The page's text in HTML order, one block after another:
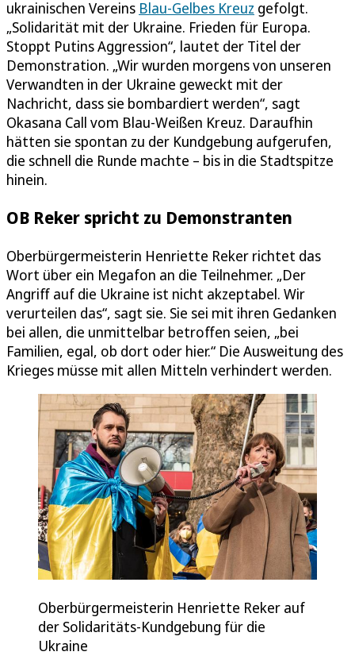
ukrainischen Vereins Blau-Gelbes Kreuz gefolgt.
„Solidarität mit der Ukraine. Frieden für Europa.
Stoppt Putins Aggression“, lautet der Titel der
Demonstration. „Wir wurden morgens von unseren
Verwandten in der Ukraine geweckt mit der
Nachricht, dass sie bombardiert werden“, sagt
Okasana Call vom Blau-Weißen Kreuz. Daraufhin
hätten sie spontan zu der Kundgebung aufgerufen,
die schnell die Runde machte – bis in die Stadtspitze
hinein.
OB Reker spricht zu Demonstranten
Oberbürgermeisterin Henriette Reker richtet das
Wort über ein Megafon an die Teilnehmer. „Der
Angriff auf die Ukraine ist nicht akzeptabel. Wir
verurteilen das“, sagt sie. Sie sei mit ihren Gedanken
bei allen, die unmittelbar betroffen seien, „bei
Familien, egal, ob dort oder hier.“ Die Ausweitung des
Krieges müsse mit allen Mitteln verhindert werden.
Oberbürgermeisterin Henriette Reker auf
der Solidaritäts-Kundgebung für die
Ukraine